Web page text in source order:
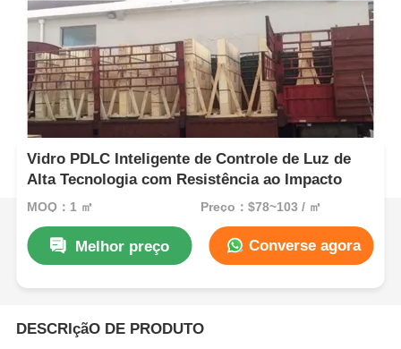
Vidro PDLC Inteligente de Controle de Luz de
Alta Tecnologia com Resistência ao Impacto
MOQ：1 ㎡ Preço：$78~103 / ㎡
Melhor preço Converse agora
DESCRIçãO DE PRODUTO